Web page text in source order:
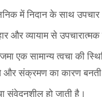
में निदान के साथ उपचार
और व्यायाम से उपचारात्मक
एक सामान्य त्वचा की
और संक्रमण का कारण
संवेदनशील हो जाती है।